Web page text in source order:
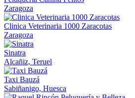
Zaragoza
Clinica Veterinaria 1000 Zaracotas
Zaragoza
Sinatra
Alcañiz, Teruel
Taxi Bauzá
Sabiñanigo, Huesca